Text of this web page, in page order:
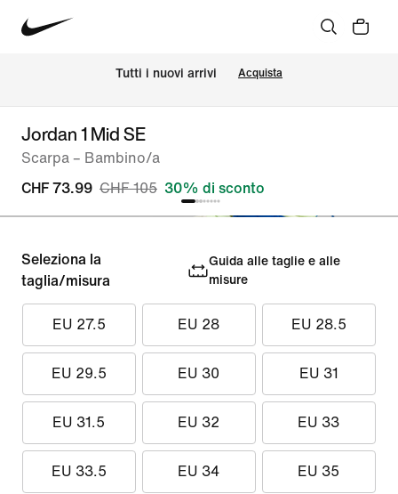
Tutti i nuovi arrivi Acquista
Jordan 1 Mid SE
Scarpa – Bambino/a
CHF 73.99 CHF 105 30% di sconto
Seleziona la
taglia/misura
Guida alle taglie e alle
misure
EU 27.5 EU 28 EU 28.5
EU 29.5 EU 30 EU 31
EU 31.5 EU 32 EU 33
EU 33.5 EU 34 EU 35